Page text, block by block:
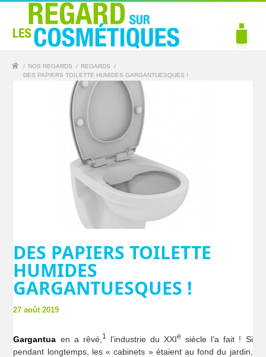
/ NOS REGARDS / REGARDS
/
DES PAPIERS TOILETTE HUMIDES GARGANTUESQUES !
DES PAPIERS TOILETTE
HUMIDES
GARGANTUESQUES !
27 août 2019
Gargantua en a rêvé, 1 l’industrie du XXIe
siècle l’a fait ! Si
pendant longtemps, les « cabinets » étaient au fond du jardin,